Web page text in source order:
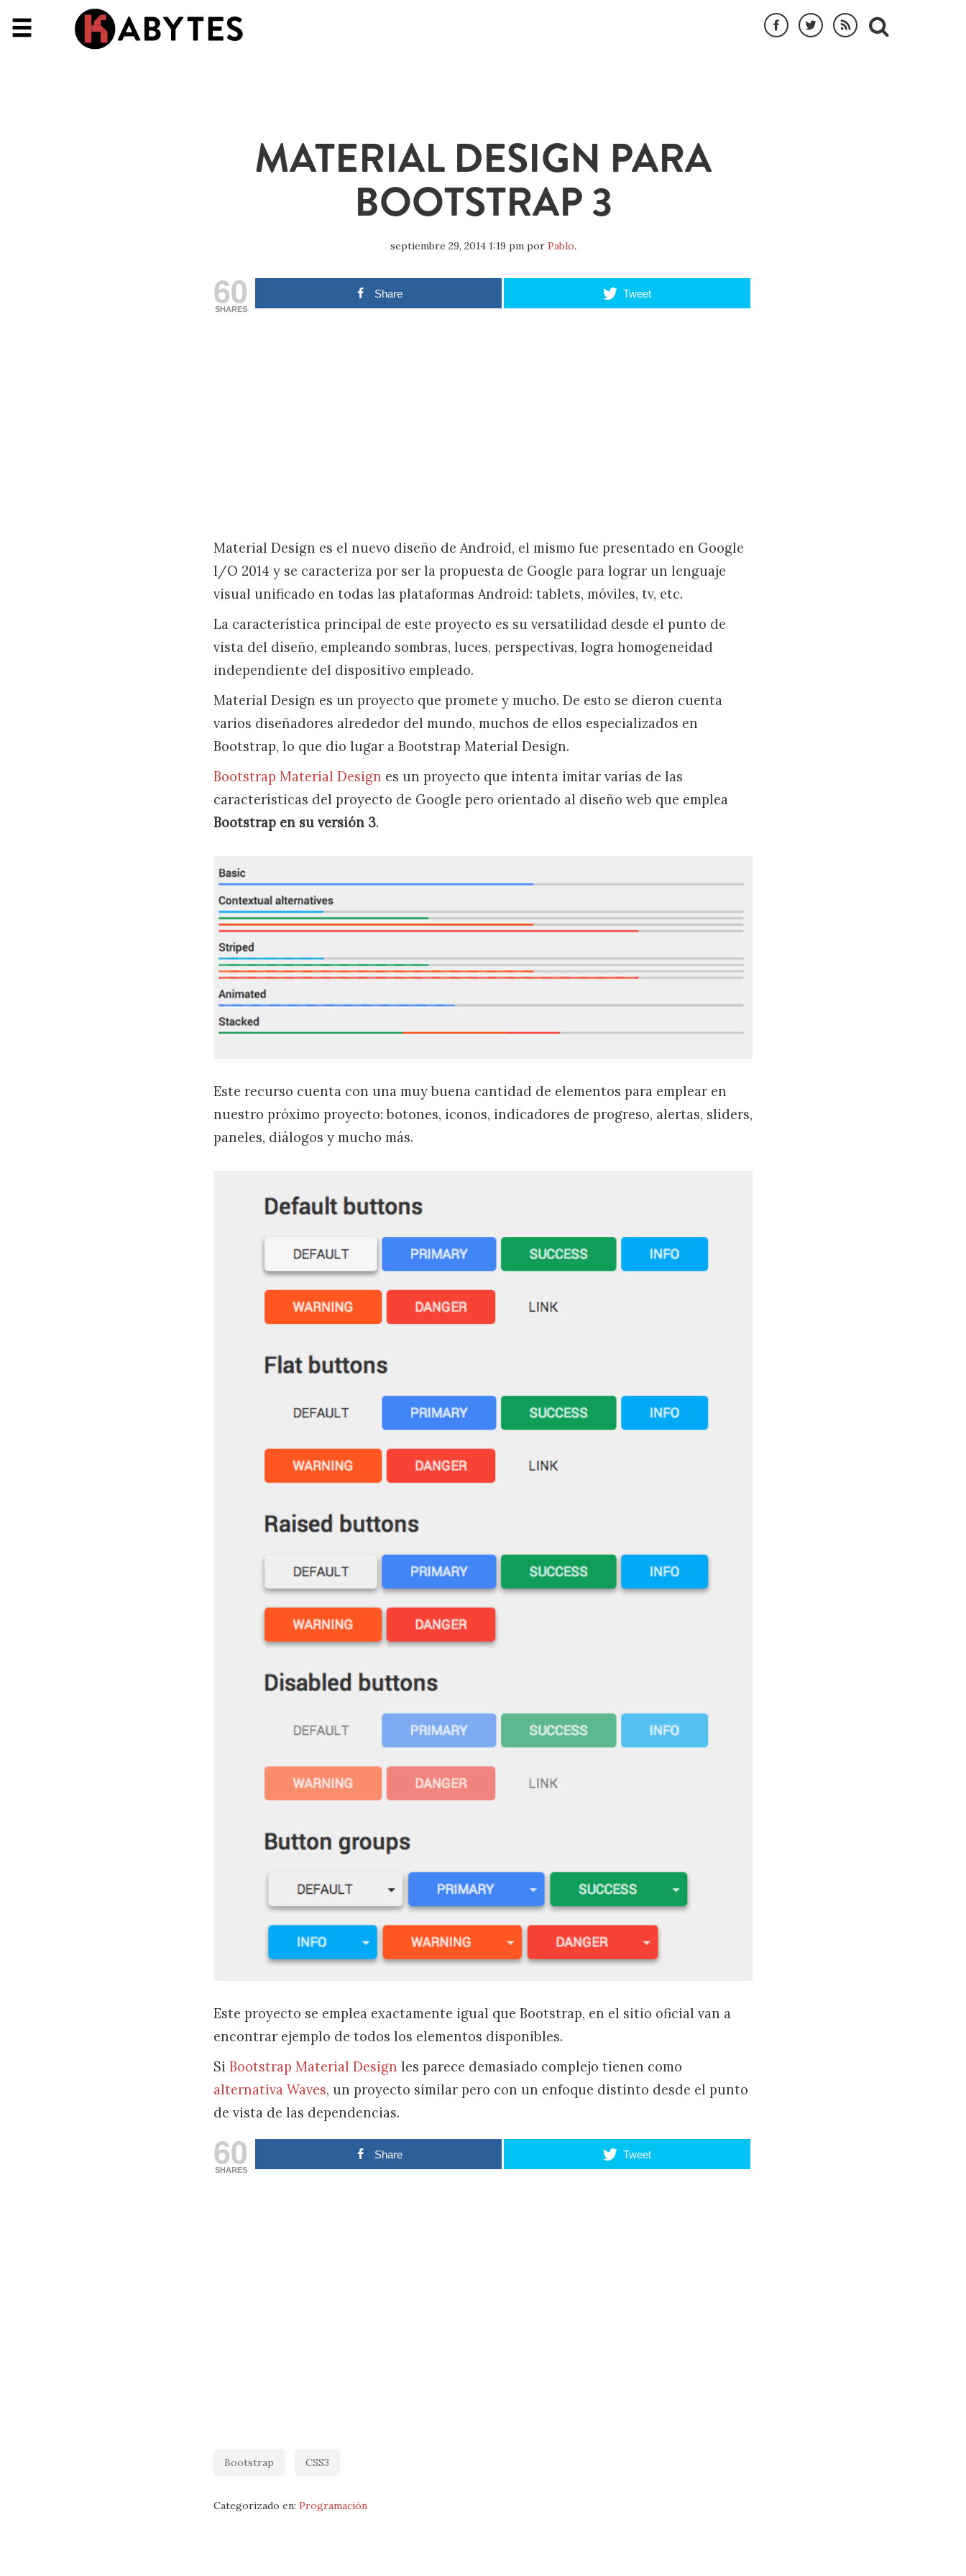
MATERIAL DESIGN PARA
BOOTSTRAP 3
septiembre 29, 2014 1:19 pmpor Pablo.
60
SHARES
Share Tweet
Material Design es el nuevo diseño de Android, el mismo fue presentado en Google
I/O 2014 y se caracteriza por ser la propuesta de Google para lograr un lenguaje
visual unificado en todas las plataformas Android: tablets, móviles, tv, etc.
La característica principal de este proyecto es su versatilidad desde el punto de
vista del diseño, empleando sombras, luces, perspectivas, logra homogeneidad
independiente del dispositivo empleado.
Material Design es un proyecto que promete y mucho. De esto se dieron cuenta
varios diseñadores alrededor del mundo, muchos de ellos especializados en
Bootstrap, lo que dio lugar a Bootstrap Material Design.
Bootstrap Material Design es un proyecto que intenta imitar varias de las
características del proyecto de Google pero orientado al diseño web que emplea
Bootstrap en su versión 3.
Este recurso cuenta con una muy buena cantidad de elementos para emplear en
nuestro próximo proyecto: botones, iconos, indicadores de progreso, alertas, sliders,
paneles, diálogos y mucho más.
Este proyecto se emplea exactamente igual que Bootstrap, en el sitio oficial van a
encontrar ejemplo de todos los elementos disponibles.
Si Bootstrap Material Design les parece demasiado complejo tienen como
alternativa Waves, un proyecto similar pero con un enfoque distinto desde el punto
de vista de las dependencias.
60
SHARES
Share Tweet
Bootstrap CSS3
Categorizado en: Programación